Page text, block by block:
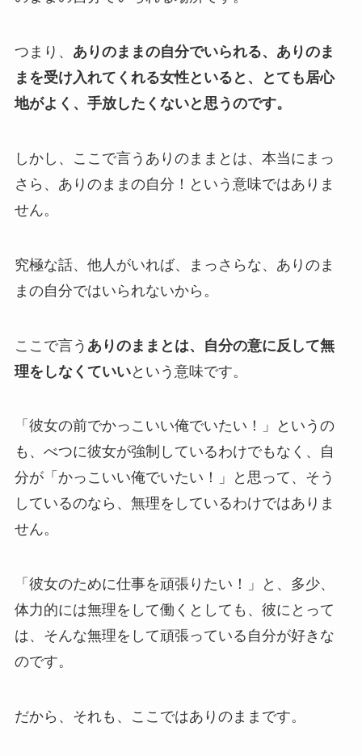
つまり、 ありのままの自分でいられる、ありのま
まを受け入れてくれる女性といると、とても居心
地がよく、手放したくないと思うのです。
しかし、ここで言うありのままとは、本当にまっ
さら、ありのままの自分！という意味ではありま
せん。
究極な話、他人がいれば、まっさらな、ありのま
まの自分ではいられないから。
ここで言う ありのままとは、自分の意に反して無
理をしなくていいという意味です。
「彼女の前でかっこいい俺でいたい！」というの
も、べつに彼女が強制しているわけでもなく、自
分が「かっこいい俺でいたい！」と思って、そう
しているのなら、無理をしているわけではありま
せん。
「彼女のために仕事を頑張りたい！」と、多少、
体力的には無理をして働くとしても、彼にとって
は、そんな無理をして頑張っている自分が好きな
のです。
だから、それも、ここではありのままです。